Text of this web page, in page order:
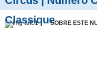
ClassiqueSOBRE ESTE